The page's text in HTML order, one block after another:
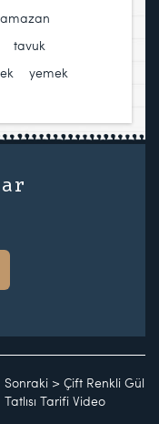
tavuk
yemek
Sonraki >Çift Renkli Gül
Tatlısı Tarifi Video